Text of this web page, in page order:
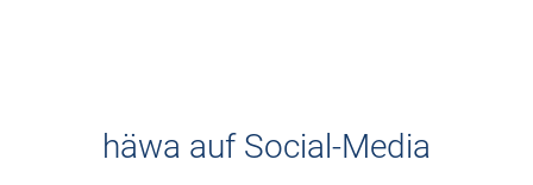
häwa auf Social-Media